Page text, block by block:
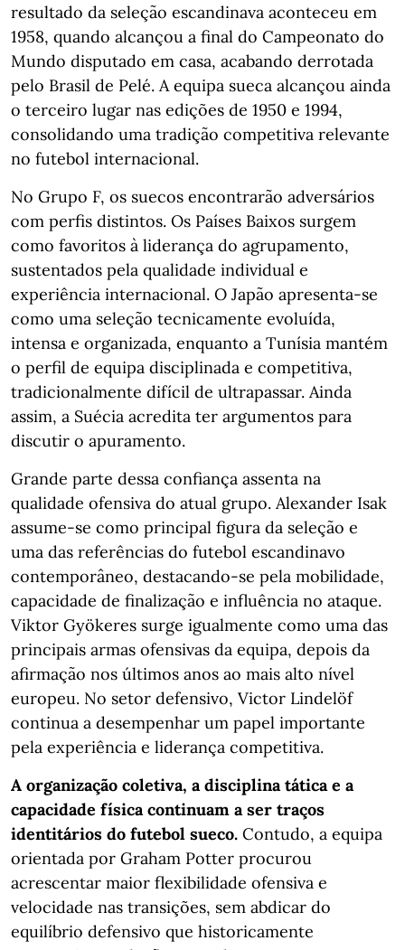
resultado da seleção escandinava aconteceu em
1958, quando alcançou a final do Campeonato do
Mundo disputado em casa, acabando derrotada
pelo Brasil de Pelé. A equipa sueca alcançou ainda
o terceiro lugar nas edições de 1950 e 1994,
consolidando uma tradição competitiva relevante
no futebol internacional.
No Grupo F, os suecos encontrarão adversários
com perfis distintos. Os Países Baixos surgem
como favoritos à liderança do agrupamento,
sustentados pela qualidade individual e
experiência internacional. O Japão apresenta-se
como uma seleção tecnicamente evoluída,
intensa e organizada, enquanto a Tunísia mantém
o perfil de equipa disciplinada e competitiva,
tradicionalmente difícil de ultrapassar. Ainda
assim, a Suécia acredita ter argumentos para
discutir o apuramento.
Grande parte dessa confiança assenta na
qualidade ofensiva do atual grupo. Alexander Isak
assume-se como principal figura da seleção e
uma das referências do futebol escandinavo
contemporâneo, destacando-se pela mobilidade,
capacidade de finalização e influência no ataque.
Viktor Gyökeres surge igualmente como uma das
principais armas ofensivas da equipa, depois da
afirmação nos últimos anos ao mais alto nível
europeu. No setor defensivo, Victor Lindelöf
continua a desempenhar um papel importante
pela experiência e liderança competitiva.
A organização coletiva, a disciplina tática e a
capacidade física continuam a ser traços
identitários do futebol sueco. Contudo, a equipa
orientada por Graham Potter procurou
acrescentar maior flexibilidade ofensiva e
velocidade nas transições, sem abdicar do
equilíbrio defensivo que historicamente